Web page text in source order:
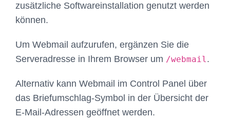
zusätzliche Softwareinstallation genutzt werden
können.
Um Webmail aufzurufen, ergänzen Sie die
Serveradresse in Ihrem Browser um /webmail.
Alternativ kann Webmail im Control Panel über
das Briefumschlag-Symbol in der Übersicht der
E-Mail-Adressen geöffnet werden.